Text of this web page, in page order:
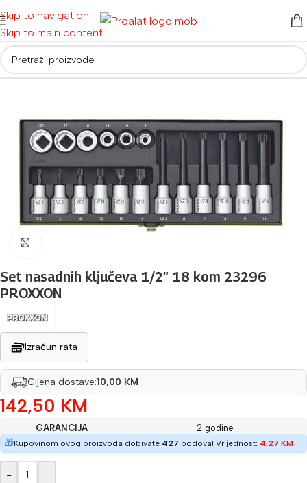
Skip to navigation
Skip to main content
Početna/ Auto i moto oprema
Set nasadnih ključeva 1/2″ 18 kom 23296
PROXXON
Izračun rata
Cijena dostave:10,00 KM
142,50 KM
GARANCIJA
2 godine
🎁Kupovinom ovog proizvoda dobivate 427 bodova! Vrijednost: 4,27 KM
- +